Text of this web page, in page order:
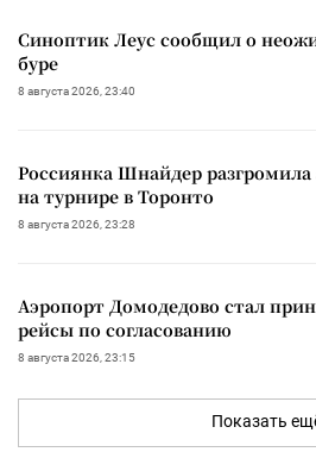
Синоптик Леус сообщил о
буре
8 августа 2026, 23:40
Россиянка Шнайдер разгромила
на турнире в Торонто
8 августа 2026, 23:28
Аэропорт Домодедово стал
рейсы по согласованию
8 августа 2026, 23:15
Показать